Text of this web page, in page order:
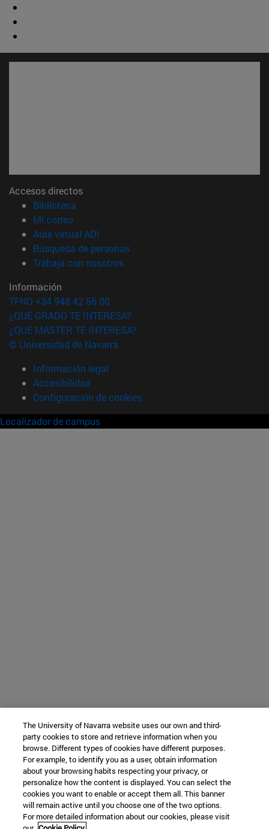
Accesos directos
Biblioteca
Mi correo(abre en nueva ventana)
Aula virtual ADI
Búsqueda de personas(abre en nueva ventana)
Trabaja con nosotros(abre en nueva ventana)
Información
TFNO +34 948 42 56 00
¿QUÉ GRADO TE INTERESA?
¿QUÉ MÁSTER TE INTERESA?
© Universidad de Navarra
Información legal
Accesibilidad
Configuración de cookies
Localizador de campus
The University of Navarra website uses our own and third-
party cookies to store and retrieve information when you
browse. Different types of cookies have different purposes.
For example, to identify you as a user, obtain information
about your browsing habits respecting your privacy, or
personalize how the content is displayed. You can select the
cookies you want to enable or accept them all. This banner
will remain active until you choose one of the two options.
For more detailed information about our cookies, please visit